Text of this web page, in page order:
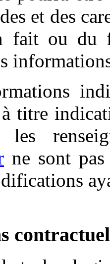
et des
fait ou du
titre
les
ne sont